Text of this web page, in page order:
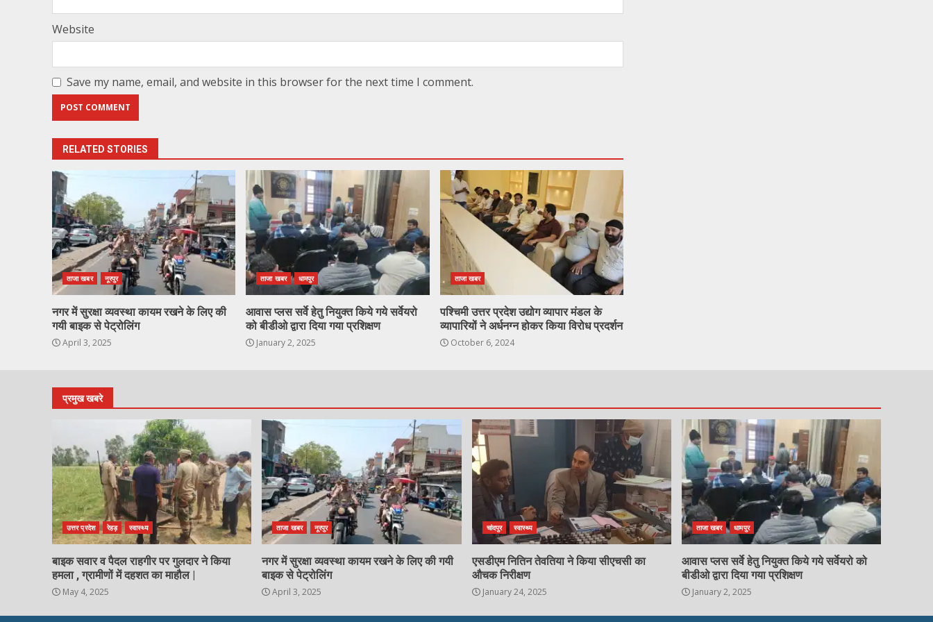
Website
Save my name, email, and website in this browser for the next time I comment.
RELATED STORIES
ताजा खबर नूरपुर
नगर में सुरक्षा व्यवस्था कायम रखने के लिए की
गयी बाइक से पेट्रोलिंग
April 3, 2025
ताजा खबर धामपुर
आवास प्लस सर्वे हेतु नियुक्त किये गये सर्वेयरो
को बीडीओ द्वारा दिया गया प्रशिक्षण
January 2, 2025
ताजा खबर
पश्चिमी उत्तर प्रदेश उद्योग व्यापार मंडल के
व्यापारियों ने अर्धनग्न होकर किया विरोध प्रदर्शन
October 6, 2024
प्रमुख खबरे
उत्तर प्रदेश रेहड़ स्वास्थ्य
बाइक सवार व पैदल राहगीर पर गुलदार ने किया
हमला , ग्रामीणों में दहशत का माहौल |
May 4, 2025
ताजा खबर नूरपुर
नगर में सुरक्षा व्यवस्था कायम रखने के लिए की गयी
बाइक से पेट्रोलिंग
April 3, 2025
चांदपुर स्वास्थ्य
एसडीएम नितिन तेवतिया ने किया सीएचसी का
औचक निरीक्षण
January 24, 2025
ताजा खबर धामपुर
आवास प्लस सर्वे हेतु नियुक्त किये गये सर्वेयरो को
बीडीओ द्वारा दिया गया प्रशिक्षण
January 2, 2025